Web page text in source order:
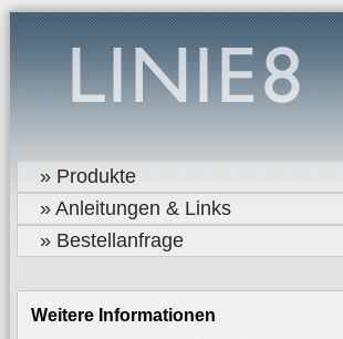
» Produkte
» Anleitungen & Links
» Bestellanfrage
Weitere Informationen